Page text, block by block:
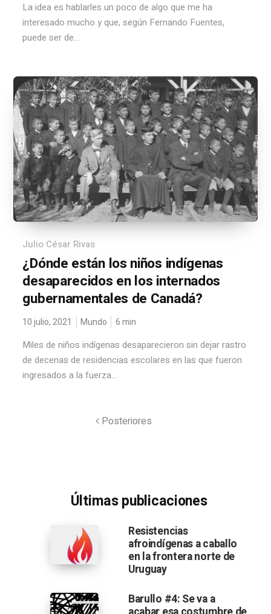
La idea es hablarles un poco de algo que me ha
interesado mucho y que, según Fernando Fuentes,
puede ser de...
Julio César Rivas
¿Dónde están los niños indígenas
desaparecidos en los internados
gubernamentales de Canadá?
10 julio, 2021 Mundo 6 min
Miles de niños indígenas desaparecieron sin dejar rastro
de decenas de residencias escolares en las que fueron
ingresados a la fuerza...
Posteriores
Últimas publicaciones
Resistencias
afroindígenas a caballo
en la frontera norte de
Uruguay
Barullo #4: Se va a